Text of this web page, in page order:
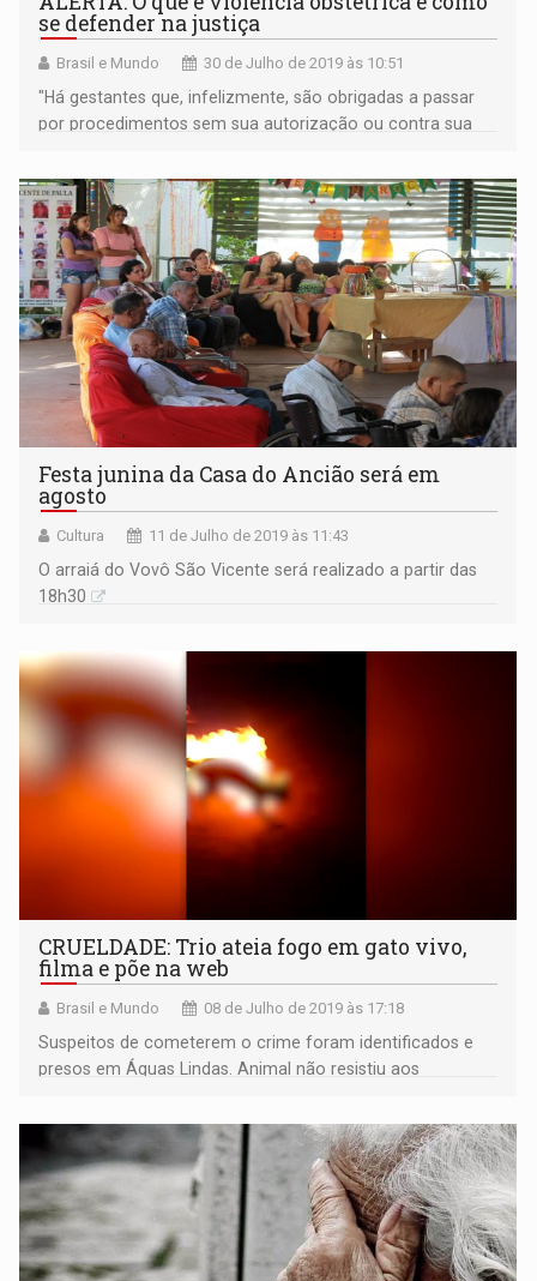
se defender na justiça
Brasil e Mundo 30 de Julho de 2019 às 10:51
"Há gestantes que, infelizmente, são obrigadas a passar
por procedimentos sem sua autorização ou contra sua
Festa junina da Casa do Ancião será em
agosto
Cultura 11 de Julho de 2019 às 11:43
O arraiá do Vovô São Vicente será realizado a partir das
18h30
CRUELDADE: Trio ateia fogo em gato vivo,
filma e põe na web
Brasil e Mundo 08 de Julho de 2019 às 17:18
Suspeitos de cometerem o crime foram identificados e
presos em Águas Lindas. Animal não resistiu aos